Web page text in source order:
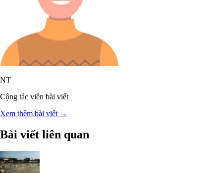
NT
Cộng tác viên bài viết
Xem thêm bài viết →
Bài viết liên quan